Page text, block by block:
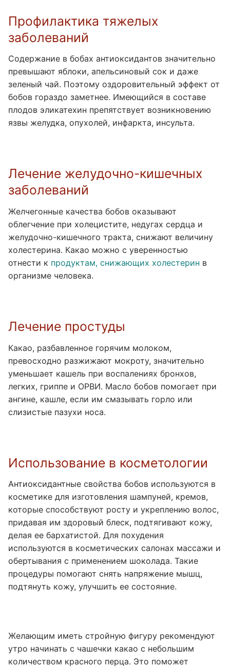
Профилактика тяжелых
заболеваний
Содержание в бобах антиоксидантов значительно
превышают яблоки, апельсиновый сок и даже
зеленый чай. Поэтому оздоровительный эффект от
бобов гораздо заметнее. Имеющийся в составе
плодов эликатехин препятствует возникновению
язвы желудка, опухолей, инфаркта, инсульта.
Лечение желудочно-кишечных
заболеваний
Желчегонные качества бобов оказывают
облегчение при холецистите, недугах сердца и
желудочно-кишечного тракта, снижают величину
холестерина. Какао можно с уверенностью
отнести к продуктам, снижающих холестерин в
организме человека.
Лечение простуды
Какао, разбавленное горячим молоком,
превосходно разжижают мокроту, значительно
уменьшает кашель при воспалениях бронхов,
легких, гриппе и ОРВИ. Масло бобов помогает при
ангине, кашле, если им смазывать горло или
слизистые пазухи носа.
Использование в косметологии
Антиоксидантные свойства бобов используются в
косметике для изготовления шампуней, кремов,
которые способствуют росту и укреплению волос,
придавая им здоровый блеск, подтягивают кожу,
делая ее бархатистой. Для похудения
используются в косметических салонах массажи и
обертывания с применением шоколада. Такие
процедуры помогают снять напряжение мышц,
подтянуть кожу, улучшить ее состояние.
Желающим иметь стройную фигуру рекомендуют
утро начинать с чашечки какао с небольшим
количеством красного перца. Это поможет